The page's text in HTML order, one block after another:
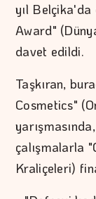
yıl Belçika'da
Award"
davet edildi.
Taşkıran,
Cosmetics"
çalışmalarla
Kraliçeleri)